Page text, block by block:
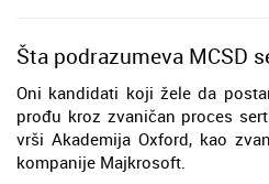
Šta podrazumeva MCSD
Oni kandidati koji žele da
prođu kroz zvaničan proces
vrši Akademija Oxford, kao
kompanije Majkrosoft.